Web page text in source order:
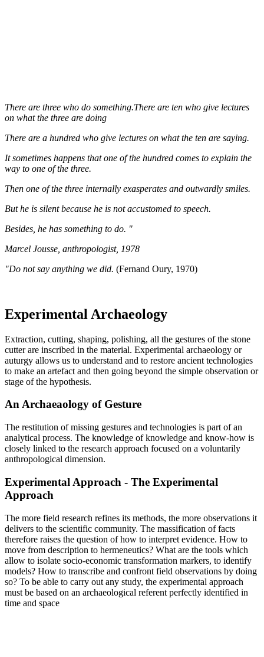
There are three who do something.There are ten who give lectures
on what the three are doing
There are a hundred who give lectures on what the ten are saying.
It sometimes happens that one of the hundred comes to explain the
way to one of the three.
Then one of the three internally exasperates and outwardly smiles.
But he is silent because he is not accustomed to speech.
Besides, he has something to do. "
Marcel Jousse, anthropologist, 1978
"Do not say anything we did. (Fernand Oury, 1970)
Experimental Archaeology
Extraction, cutting, shaping, polishing, all the gestures of the stone
cutter are inscribed in the material. Experimental archaeology or
auturgy allows us to understand and to restore ancient technologies
to make an artefact and then going beyond the simple observation or
stage of the hypothesis.
An Archaeaology of Gesture
The restitution of missing gestures and technologies is part of an
analytical process. The knowledge of knowledge and know-how is
closely linked to the research approach focused on a voluntarily
anthropological dimension.
Experimental Approach - The Experimental
Approach
The more field research refines its methods, the more observations it
delivers to the scientific community. The massification of facts
therefore raises the question of how to interpret evidence. How to
move from description to hermeneutics? What are the tools which
allow to isolate socio-economic transformation markers, to identify
models? How to transcribe and confront field observations by doing
so? To be able to carry out any study, the experimental approach
must be based on an archaeological referent perfectly identified in
time and space